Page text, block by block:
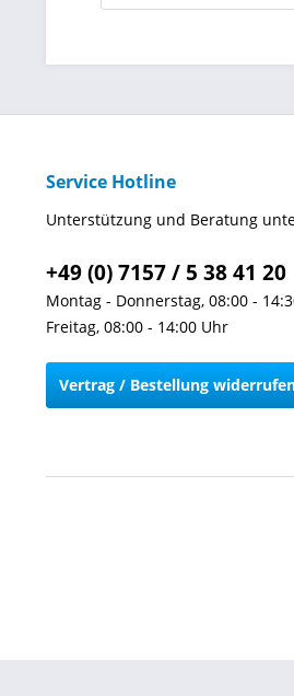
Service Hotline
Unterstützung und Beratung
+49 (0) 7157 / 5 38 41 20
Montag - Donnerstag, 08:00 -
Freitag, 08:00 - 14:00 Uhr
Vertrag / Bestellung